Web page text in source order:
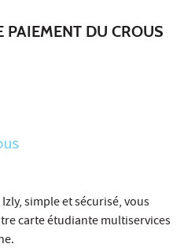
PAIEMENT DU CROUS
simple et sécurisé, vous
carte étudiante multiservices